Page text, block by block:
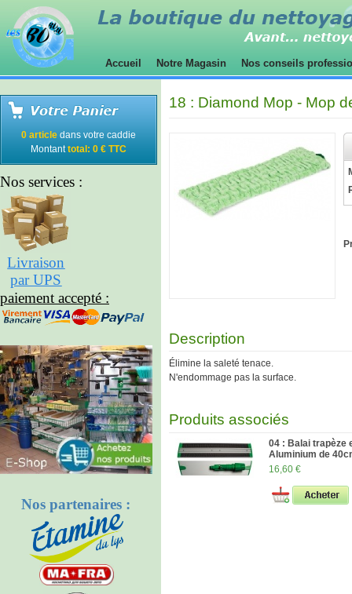
Accueil Notre Magasin Nos conseils
0 article dans votre caddie
Montanttotal: 0 € TTC
Nos services :
Livraison
par UPS
paiement accepté :
Nos partenaires :
18 : Diamond Mop - Mop
Description
Élimine la saleté tenace.
N'endommage pas la surface.
Produits associés
04 : Balai trapèze
Aluminium de
16,60 €